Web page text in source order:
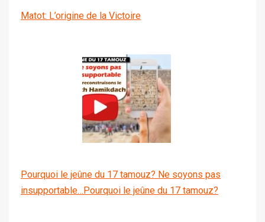
Matot: L’origine de la Victoire
Pourquoi le jeûne du 17 tamouz? Ne soyons pas
insupportable…Pourquoi le jeûne du 17 tamouz?